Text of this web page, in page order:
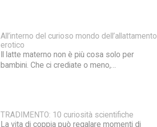
All’interno del curioso mondo dell’allattamento
erotico
Il latte materno non è più cosa solo per
bambini. Che ci crediate o meno,…
TRADIMENTO: 10 curiosità scientifiche
La vita di coppia può regalare momenti di